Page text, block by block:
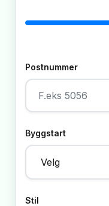
Postnummer
Byggstart
Stil